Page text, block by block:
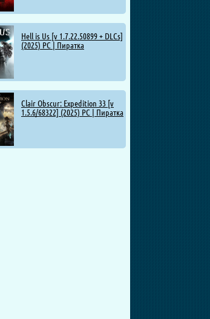
Hell is Us [v 1.7.22.50899 + DLCs]
(2025) PC | Пиратка
Clair Obscur: Expedition 33 [v
1.5.6/68322] (2025) PC | Пиратка